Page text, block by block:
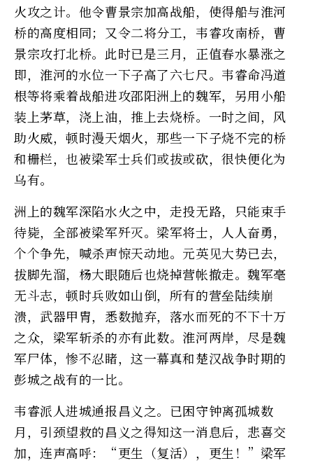
火攻之计。他令曹景宗加高战船，使得船与淮河
桥的高度相同；又令二将分工，韦睿攻南桥，曹
景宗攻打北桥。此时已是三月，正值春水暴涨之
即，淮河的水位一下子高了六七尺。韦睿命冯道
根等将乘着战船进攻邵阳洲上的魏军，另用小船
装上茅草，浇上油，推上去烧桥。一时之间，风
助火威，顿时漫天烟火，那些一下子烧不完的桥
和栅栏，也被梁军士兵们或拔或砍，很快便化为
乌有。
洲上的魏军深陷水火之中，走投无路，只能束手
待毙，全部被梁军歼灭。梁军将士，人人奋勇，
个个争先，喊杀声惊天动地。元英见大势已去，
拔脚先溜，杨大眼随后也烧掉营帐撤走。魏军毫
无斗志，顿时兵败如山倒，所有的营垒陆续崩
溃，武器甲胄，悉数抛弃，落水而死的不下十万
之众，梁军斩杀的亦有此数。淮河两岸，尽是魏
军尸体，惨不忍睹，这一幕真和楚汉战争时期的
彭城之战有的一比。
韦睿派人进城通报昌义之。已困守钟离孤城数
月，引颈望救的昌义之得知这一消息后，悲喜交
加，连声高呼：“更生（复活），更生！”梁军